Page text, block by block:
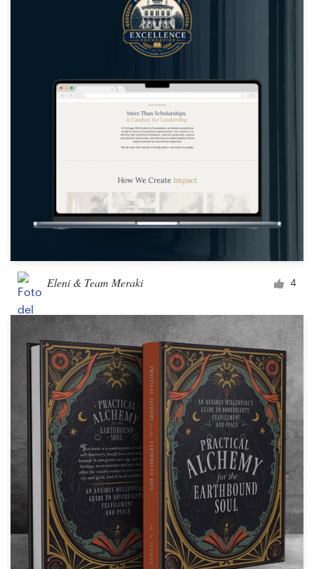
Eleni & Team Meraki 4